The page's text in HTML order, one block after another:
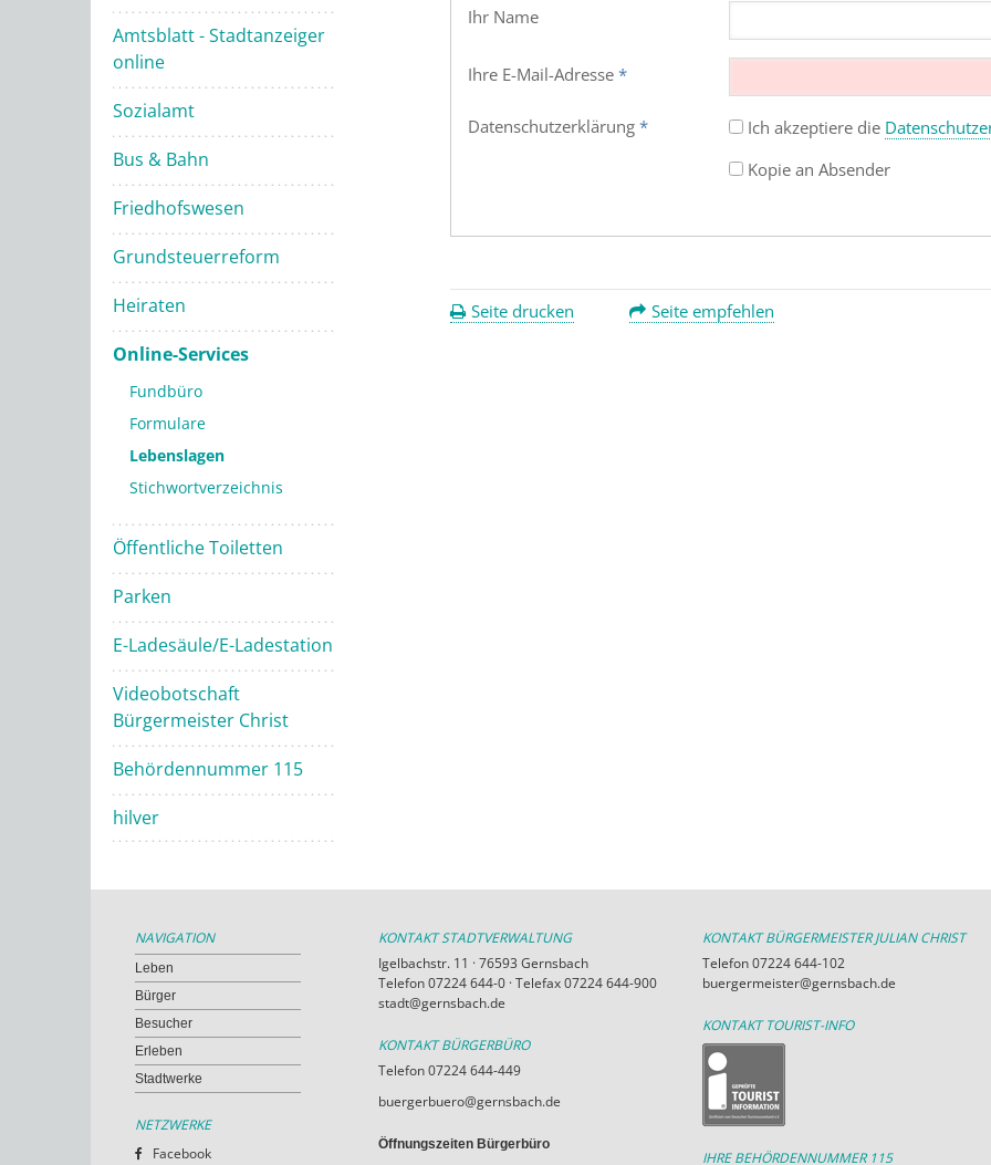
Amtsblatt - Stadtanzeiger
online
Sozialamt
Bus & Bahn
Friedhofswesen
Grundsteuerreform
Heiraten
Online-Services
Fundbüro
Formulare
Lebenslagen
Stichwortverzeichnis
Öffentliche Toiletten
Parken
E-Ladesäule/E-Ladestation
Videobotschaft
Bürgermeister Christ
Behördennummer 115
hilver
Ihr Name
Ihre E-Mail-Adresse *
Datenschutz­erklärung * Ich akzeptiere die
Kopie an Absender
Seite drucken Seite empfehlen
NAVIGATION
Leben
Bürger
Besucher
Erleben
Stadtwerke
NETZWERKE
Facebook
KONTAKT STADTVERWALTUNG
Igelbachstr. 11 · 76593 Gernsbach
Telefon 07224 644-0 · Telefax 07224 644-900
stadt@gernsbach.de
KONTAKT BÜRGERBÜRO
Telefon 07224 644-449
buergerbuero@gernsbach.de
Öffnungszeiten Bürgerbüro
KONTAKT BÜRGERMEISTER JULIAN CHRIST
Telefon 07224 644-102
buergermeister@gernsbach.de
KONTAKT TOURIST-INFO
IHRE BEHÖRDENNUMMER 115